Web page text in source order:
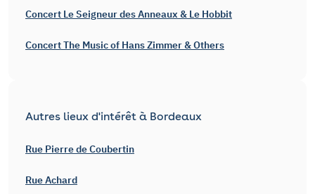
Concert Le Seigneur des Anneaux & Le Hobbit
Concert The Music of Hans Zimmer & Others
Autres lieux d'intérêt à Bordeaux
Rue Pierre de Coubertin
Rue Achard